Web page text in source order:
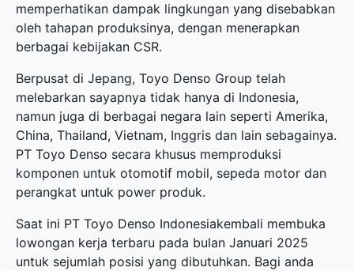
memperhatikan dampak lingkungan yang disebabkan
oleh tahapan produksinya, dengan menerapkan
berbagai kebijakan CSR.
Berpusat di Jepang, Toyo Denso Group telah
melebarkan sayapnya tidak hanya di Indonesia,
namun juga di berbagai negara lain seperti Amerika,
China, Thailand, Vietnam, Inggris dan lain sebagainya.
PT Toyo Denso secara khusus memproduksi
komponen untuk otomotif mobil, sepeda motor dan
perangkat untuk power produk.
Saat ini PT Toyo Denso Indonesiakembali membuka
lowongan kerja terbaru pada bulan Januari 2025
untuk sejumlah posisi yang dibutuhkan. Bagi anda